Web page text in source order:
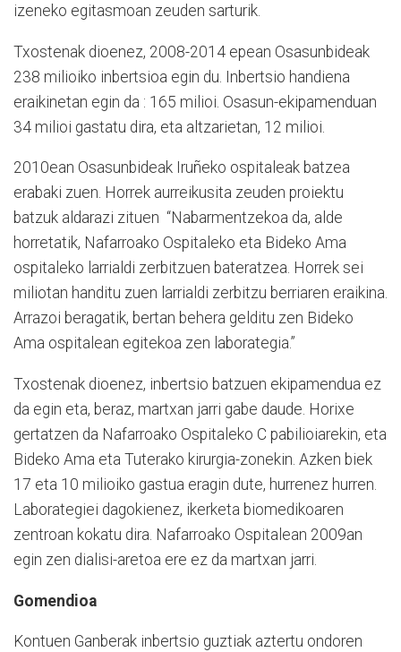
izeneko egitasmoan zeuden sarturik.
Txostenak dioenez, 2008-2014 epean Osasunbideak
238 milioiko inbertsioa egin du. Inbertsio handiena
eraikinetan egin da : 165 milioi. Osasun-ekipamenduan
34 milioi gastatu dira, eta altzarietan, 12 milioi.
2010ean Osasunbideak Iruñeko ospitaleak batzea
erabaki zuen. Horrek aurreikusita zeuden proiektu
batzuk aldarazi zituen “Nabarmentzekoa da, alde
horretatik, Nafarroako Ospitaleko eta Bideko Ama
ospitaleko larrialdi zerbitzuen bateratzea. Horrek sei
miliotan handitu zuen larrialdi zerbitzu berriaren eraikina.
Arrazoi beragatik, bertan behera gelditu zen Bideko
Ama ospitalean egitekoa zen laborategia.”
Txostenak dioenez, inbertsio batzuen ekipamendua ez
da egin eta, beraz, martxan jarri gabe daude. Horixe
gertatzen da Nafarroako Ospitaleko C pabilioiarekin, eta
Bideko Ama eta Tuterako kirurgia-zonekin. Azken biek
17 eta 10 milioiko gastua eragin dute, hurrenez hurren.
Laborategiei dagokienez, ikerketa biomedikoaren
zentroan kokatu dira. Nafarroako Ospitalean 2009an
egin zen dialisi-aretoa ere ez da martxan jarri.
Gomendioa
Kontuen Ganberak inbertsio guztiak aztertu ondoren